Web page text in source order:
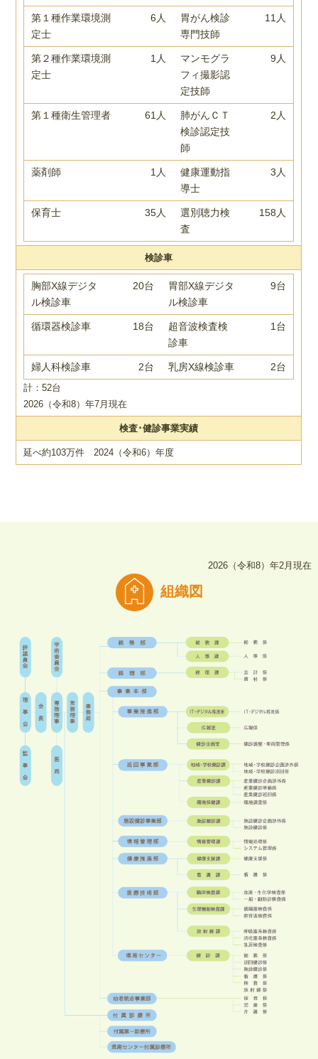
第１種作業環境測
定士
6人
胃がん検診
専門技師
11人
第２種作業環境測
定士
1人
マンモグラ
フィ撮影認
定技師
9人
第１種衛生管理者 61人
肺がんＣＴ
検診認定技
師
2人
薬剤師 1人
健康運動指
導士
3人
保育士 35人
選別聴力検
査
158人
検診車
胸部X線デジタ
ル検診車
20台
胃部X線デジタ
ル検診車
9台
循環器検診車 18台
超音波検査検
診車
1台
婦人科検診車 2台 乳房X線検診車 2台
計：52台
2026（令和8）年7月現在
検査･健診事業実績
延べ約103万件 2024（令和6）年度
2026（令和8）年2月現在
組織図